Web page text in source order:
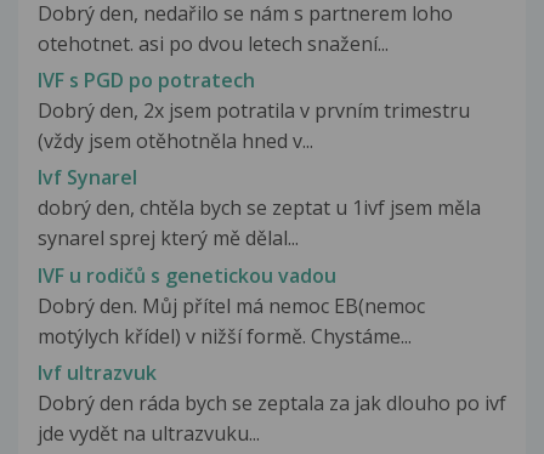
Dobrý den, nedařilo se nám s partnerem loho
otehotnet. asi po dvou letech snažení...
IVF s PGD po potratech
Dobrý den, 2x jsem potratila v prvním trimestru
(vždy jsem otěhotněla hned v...
Ivf Synarel
dobrý den, chtěla bych se zeptat u 1ivf jsem měla
synarel sprej který mě dělal...
IVF u rodičů s genetickou vadou
Dobrý den. Můj přítel má nemoc EB(nemoc
motýlych křídel) v nižší formě. Chystáme...
Ivf ultrazvuk
Dobrý den ráda bych se zeptala za jak dlouho po ivf
jde vydět na ultrazvuku...